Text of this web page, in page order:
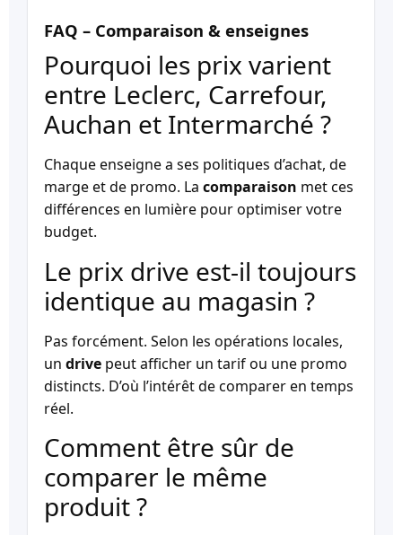
FAQ – Comparaison & enseignes
Pourquoi les prix varient
entre Leclerc, Carrefour,
Auchan et Intermarché ?
Chaque enseigne a ses politiques d’achat, de
marge et de promo. La comparaison met ces
différences en lumière pour optimiser votre
budget.
Le prix drive est-il toujours
identique au magasin ?
Pas forcément. Selon les opérations locales,
un drive peut afficher un tarif ou une promo
distincts. D’où l’intérêt de comparer en temps
réel.
Comment être sûr de
comparer le même
produit ?